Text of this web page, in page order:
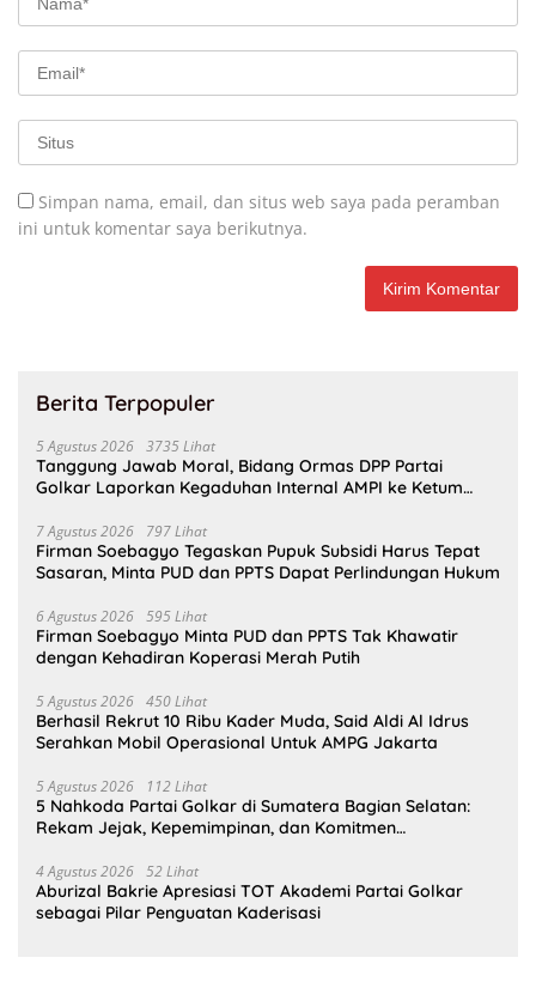
Simpan nama, email, dan situs web saya pada peramban
ini untuk komentar saya berikutnya.
Berita Terpopuler
5 Agustus 2026 3735 Lihat
Tanggung Jawab Moral, Bidang Ormas DPP Partai
Golkar Laporkan Kegaduhan Internal AMPI ke Ketum
7 Agustus 2026 797 Lihat
Firman Soebagyo Tegaskan Pupuk Subsidi Harus Tepat
Sasaran, Minta PUD dan PPTS Dapat Perlindungan Hukum
6 Agustus 2026 595 Lihat
Firman Soebagyo Minta PUD dan PPTS Tak Khawatir
dengan Kehadiran Koperasi Merah Putih
5 Agustus 2026 450 Lihat
Berhasil Rekrut 10 Ribu Kader Muda, Said Aldi Al Idrus
Serahkan Mobil Operasional Untuk AMPG Jakarta
5 Agustus 2026 112 Lihat
5 Nahkoda Partai Golkar di Sumatera Bagian Selatan:
Rekam Jejak, Kepemimpinan, dan Komitmen
4 Agustus 2026 52 Lihat
Aburizal Bakrie Apresiasi TOT Akademi Partai Golkar
sebagai Pilar Penguatan Kaderisasi